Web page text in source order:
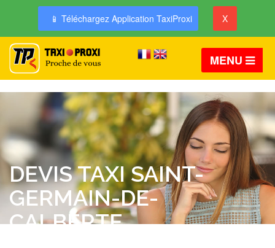
📱 Téléchargez Application TaxiProxi X
MENU
DEVIS TAXI SAINT-
GERMAIN-DE-
CALBERTE